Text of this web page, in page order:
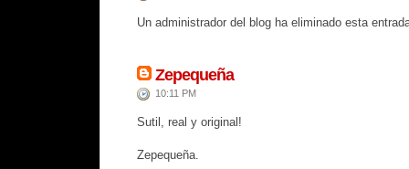
Un administrador del blog ha eliminado esta
Zepequeña
10:11 PM
Sutil, real y original!
Zepequeña.